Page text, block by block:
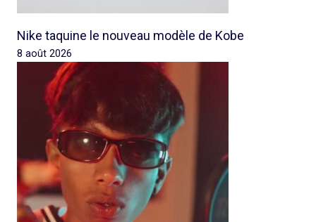
Nike taquine le nouveau modèle de Kobe
8 août 2026